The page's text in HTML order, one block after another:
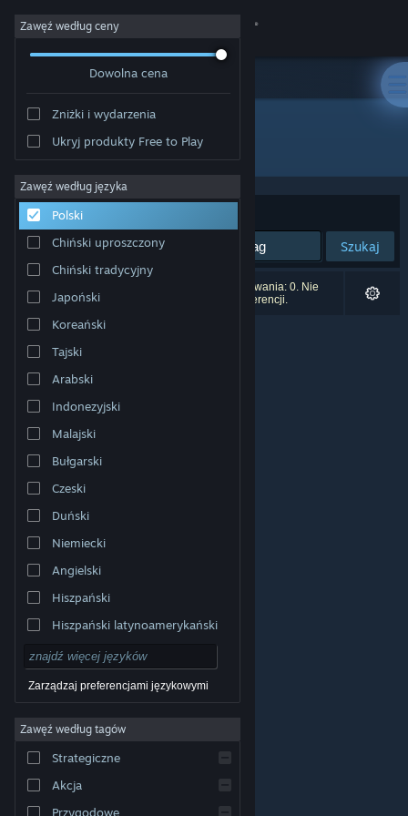
Zaloguj się
Społeczność
Informacje
Wsparcie
Zmień język
Pobierz aplikację mobilną Steam
Wersja przeglądarkowa
© Valve Corporation. Wszelkie prawa zastrzeżone.
właścicieli w Stanach Zjednoczonych i innych krajach.
dostępu
Umowa użytkownika Steam
pieniędzy |Ciasteczka
Zawęź według ceny
Dowolna cena
Zniżki i wydarzenia
Ukryj produkty Free to Play
Zawęź według języka
Polski
Chiński uproszczony
Chiński tradycyjny
Japoński
Koreański
Tajski
Arabski
Indonezyjski
Malajski
Bułgarski
Czeski
Duński
Niemiecki
Angielski
Hiszpański
Hiszpański latynoamerykański
Zarządzaj preferencjami językowymi
Zawęź według tagów
Strategiczne
Akcja
Przygodowe
Producent: Grip Top Games
Sortuj według:
Szukaj
Liczba wyników pasujących do twojego wyszukiwania: 0. Nie
uwzględniono 1 tytułu na podstawie twoich preferencji.